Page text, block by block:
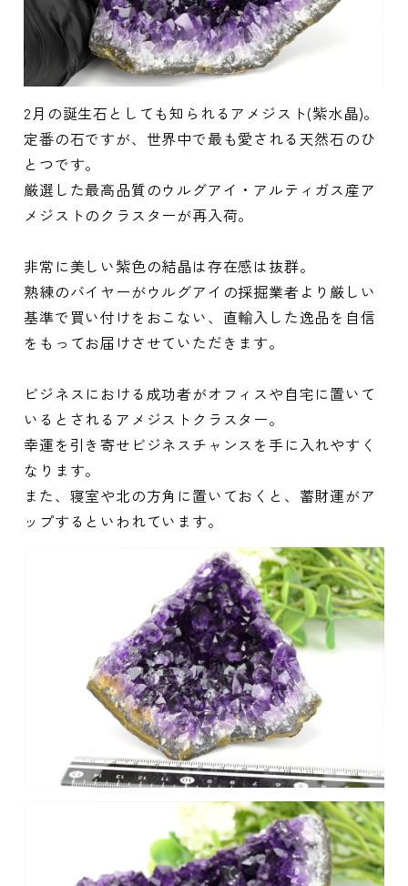
2月の誕生石としても知られるアメジスト(紫水晶)。
定番の石ですが、世界中で最も愛される天然石のひ
とつです。
厳選した最高品質のウルグアイ・アルティガス産ア
メジストのクラスターが再入荷。
非常に美しい紫色の結晶は存在感は抜群。
熟練のバイヤーがウルグアイの採掘業者より厳しい
基準で買い付けをおこない、直輸入した逸品を自信
をもってお届けさせていただきます。
ビジネスにおける成功者がオフィスや自宅に置いて
いるとされるアメジストクラスター。
幸運を引き寄せビジネスチャンスを手に入れやすく
なります。
また、寝室や北の方角に置いておくと、蓄財運がア
ップするといわれています。